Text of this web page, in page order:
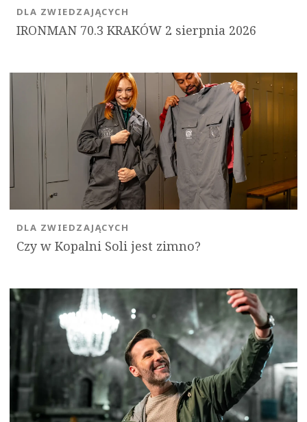
IRONMAN 70.3 KRAKÓW 2 sierpnia 2026
DLA ZWIEDZAJĄCYCH
Czy w Kopalni Soli jest zimno?
DLA ZWIEDZAJĄCYCH